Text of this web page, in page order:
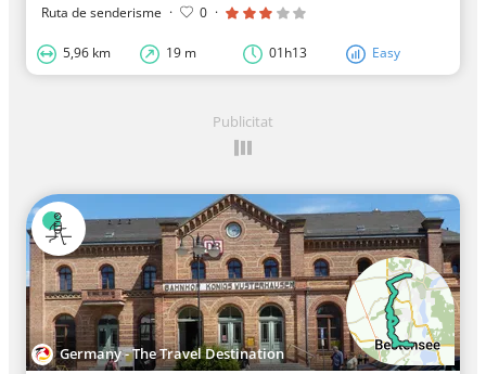
Ruta de senderisme · 0 ·
5,96 km 19 m 01h13 Easy
Publicitat
Germany - The Travel Destination